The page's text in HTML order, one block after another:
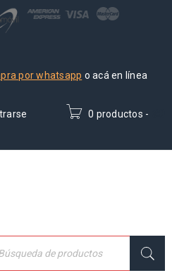
por whatsapp o acá en línea
0 productos -